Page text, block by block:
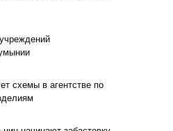
схемы в агентстве по